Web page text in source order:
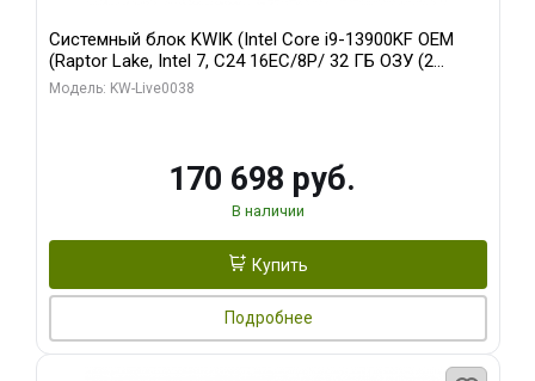
Системный блок KWIK (Intel Core i9-13900KF OEM
(Raptor Lake, Intel 7, C24 16EC/8P/ 32 ГБ ОЗУ (2
модуля)/ Gigabyte RX9070XT GAMING OC 16GB GDDR6
Модель: KW-Live0038
170 698 руб.
В наличии
Купить
Подробнее